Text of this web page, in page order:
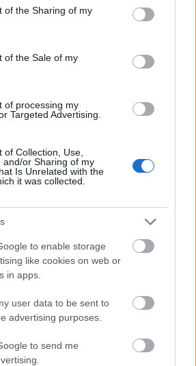
or usage behaviour. You may click to
to Google and its third-party tags to
specified purposes in below Google
of the Sharing of my
of the Sale of my
of processing my
Targeted Advertising.
of Collection, Use,
and/or Sharing of my
Is Unrelated with the
it was collected.
to enable storage
like cookies on web or
in apps.
user data to be sent to
advertising purposes.
to send me
lesz a The Good Place
carlói tévéfesztivál mezőnye
televíziózás
Kata nyerte az első Exatlon
K. Brown beszáll a The
Mrs. Maiselbe